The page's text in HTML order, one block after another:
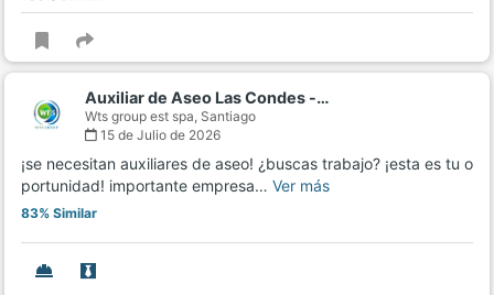
Auxiliar de Aseo Las Condes -…
Wts group est spa, Santiago
15 de Julio de 2026
¡se necesitan auxiliares de aseo! ¿buscas trabajo? ¡esta es tu o
portunidad! importante empresa… Ver más
83% Similar